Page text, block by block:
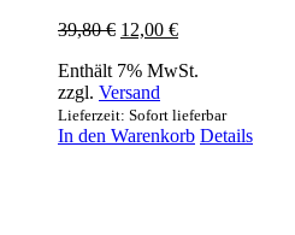
39,80€ Ursprünglicher
war:
39,80 €
12,00 €Aktueller
ist:
Enthält 7% MwSt.
zzgl. Versand
Lieferzeit: Sofort lieferbar
In den Warenkorb Details